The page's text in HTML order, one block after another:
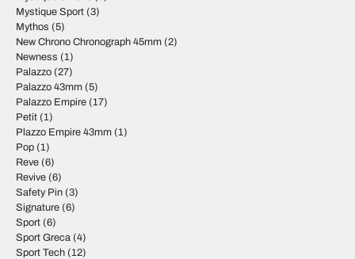
Mystique Sport (3)
Mythos (5)
New Chrono Chronograph 45mm (2)
Newness (1)
Palazzo (27)
Palazzo 43mm (5)
Palazzo Empire (17)
Petit (1)
Plazzo Empire 43mm (1)
Pop (1)
Reve (6)
Revive (6)
Safety Pin (3)
Signature (6)
Sport (6)
Sport Greca (4)
Sport Tech (12)